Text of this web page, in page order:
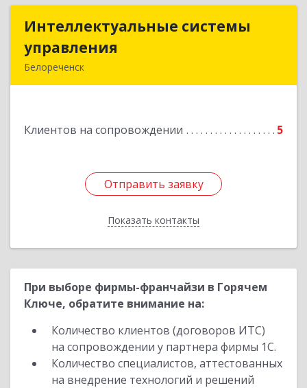
Интеллектуальные системы
управления
Белореченск
Клиентов на сопровождении 5
Отправить заявку
Показать контакты
Интеллектуальные системы
Подробнее
Отправить заявку
Назад
При выборе фирмы-франчайзи в Горячем
Ключе, обратите внимание на:
Количество клиентов (договоров ИТС)
на сопровождении у партнера фирмы 1С.
Количество специалистов, аттестованных
на внедрение технологий и решений